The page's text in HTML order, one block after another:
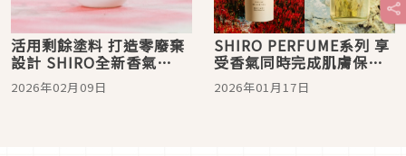
活用剩餘塗料 打造零廢棄
設計 SHIRO全新香氣
「ZERO 花舞芍藥」登
場！
2026年02月09日
SHIRO PERFUME系列 享
受香氣同時完成肌膚保養
12種香氣的「身體噴霧」
首次登場
2026年01月17日